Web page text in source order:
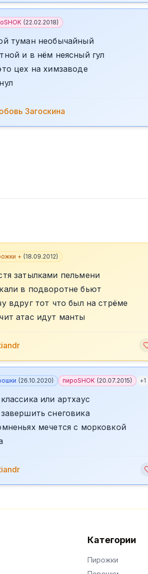
(22.02.2018)
туман необычайный
и в нём неясный гул
цех на химзаводе
Загоскина
+ (18.09.2012)
затылками пельмени
в подворотне бьют
вдруг тот что был на стрёме
атас идут манты
(26.10.2020) пироSHOK (20.07.2015) +1
или артхаус
снеговика
мечется с морковкой
Категории
Пирожки